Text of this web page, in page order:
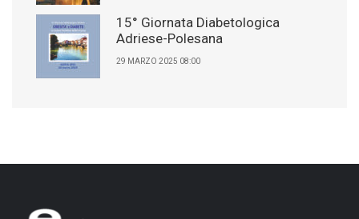
15° Giornata Diabetologica
Adriese-Polesana
29 MARZO 2025 08:00